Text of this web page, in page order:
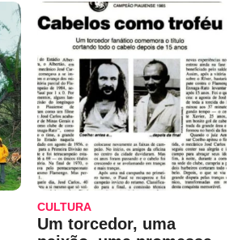
CULTURA
Um torcedor, uma